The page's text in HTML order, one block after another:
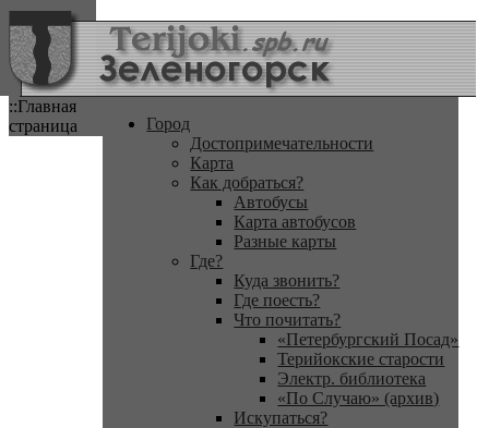
::Главная
страница
Город
Достопримечательности
Карта
Как добраться?
Автобусы
Карта автобусов
Разные карты
Где?
Куда звонить?
Где поесть?
Что почитать?
«Петербургский Посад»
Терийокские старости
Электр. библиотека
«По Случаю» (архив)
Искупаться?